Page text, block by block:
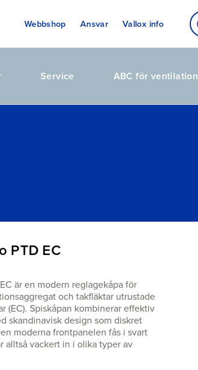
Webbshop Ansvar Vallox info
Service ABC för ventilation
PTD EC
är en modern reglagekåpa för
och takfläktar utrustade
(EC). Spiskåpan kombinerar effektiv
skandinavisk design som diskret
moderna frontpanelen fås i svart
alltså vackert in i olika typer av